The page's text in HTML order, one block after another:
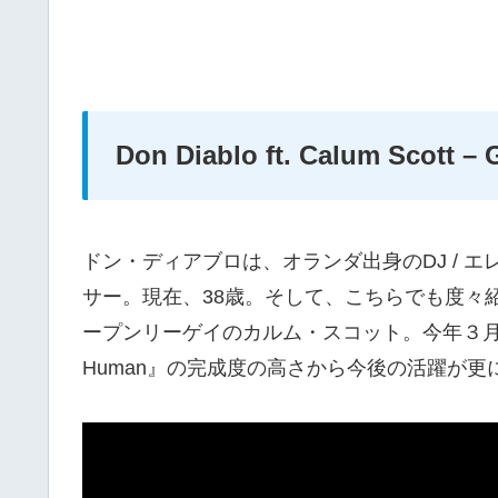
Don Diablo ft. Calum Scott –
ドン・ディアブロは、オランダ出身のDJ /
サー。現在、38歳。そして、こちらでも度
ープンリーゲイのカルム・スコット。今年３
Human』の完成度の高さから今後の活躍が更